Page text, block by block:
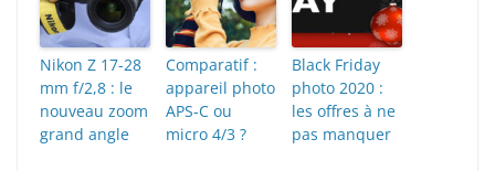
Nikon Z 17-28
mm f/2,8 : le
nouveau zoom
grand angle
Comparatif :
appareil photo
APS-C ou
micro 4/3 ?
Black Friday
photo 2020 :
les offres à ne
pas manquer